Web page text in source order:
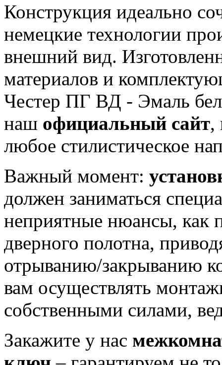
Конструкция идеально
немецкие технологии
внешний вид.
материалов и
Честер ПГ ВД - Эмаль
наш официальный сайт,
любое стилистическое
Важный момент:
должен заниматься
неприятные нюансы, как
дверного полотна,
отрыванию/закрыванию
вам осуществлять
собственными силами,
Закажите у нас